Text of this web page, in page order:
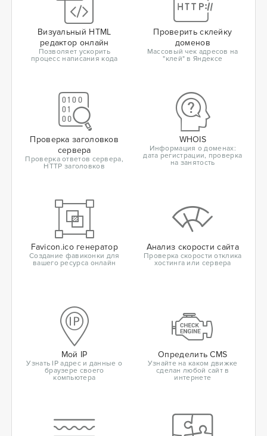
Визуальный HTML
редактор онлайн
Позволяет ускорить
процесс написания кода
Проверить склейку
доменов
Массовый чек адресов на
"клей" в Яндексе
Проверка заголовков
сервера
Проверка ответов сервера,
HTTP заголовков
WHOIS
Информация о доменах:
дата регистрации, проверка
на занятость
Favicon.ico генератор
Создание фавиконки для
вашего ресурса онлайн
Анализ скорости сайта
Проверка скорости отклика
хостинга или сервера
Мой IP
Узнать IP адрес и данные о
браузере своего
компьютера
Определить CMS
Узнайте на каком движке
сделан любой сайт в
интернете